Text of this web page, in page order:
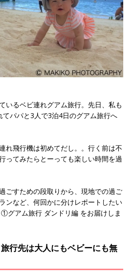
いるベビ連れグアム旅行。先日、私も
パパと3人で3泊4日のグアム旅行へ
れ飛行機は初めてだし。。行く前は不
ってみたらとーっても楽しい時間を過
ごすための段取りから、現地での過ご
ンなど、何回かに分けレポートしたい
グアム旅行 ダンドリ編 をお届けしま
先は大人にもベビーにも無